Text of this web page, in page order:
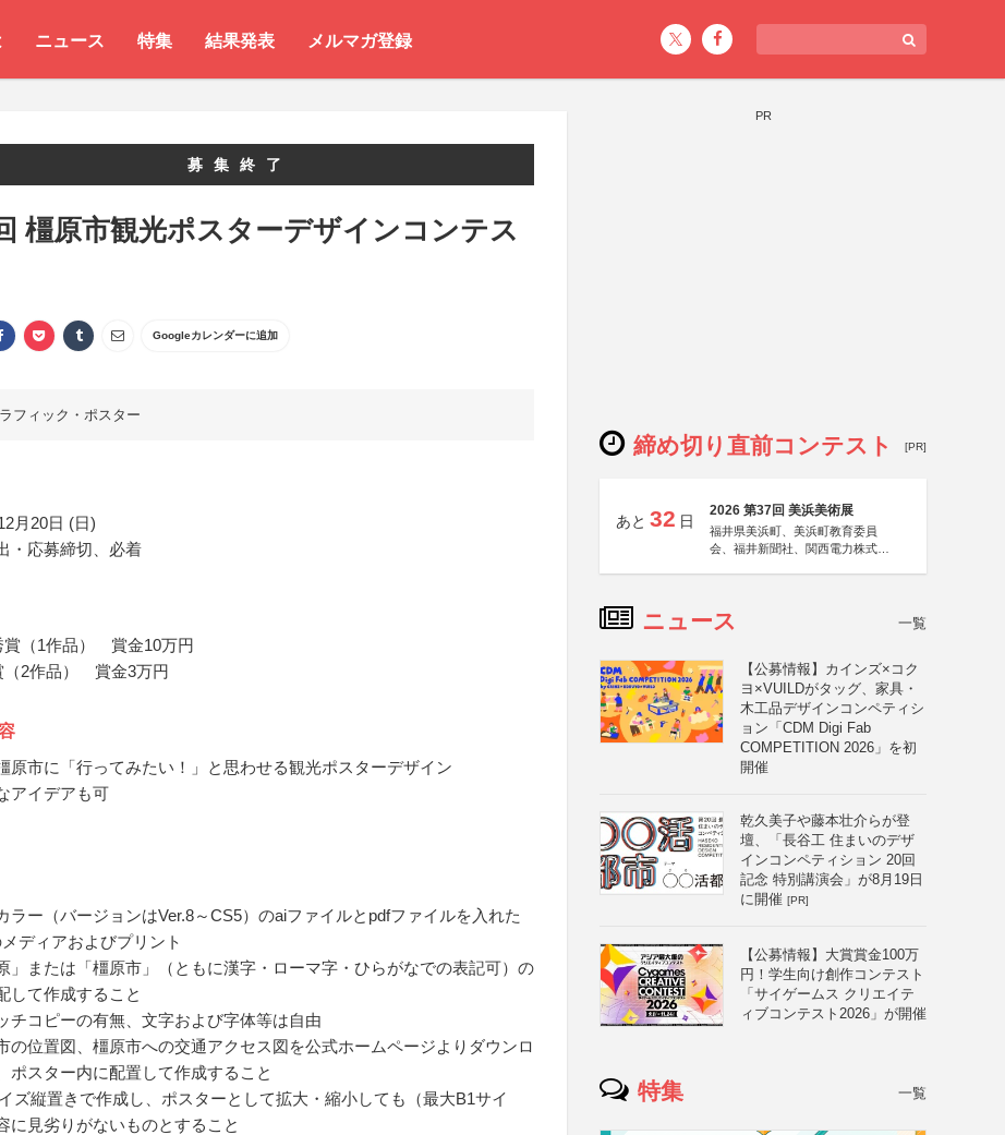
ニュース 特集 結果発表 メルマガ登録
募集終了
橿原市観光ポスターデザインコンテス
Googleカレンダーに追加
フィック・ポスター
月20日 (日)
・応募締切、必着
賞（1作品） 賞金10万円
（2作品） 賞金3万円
原市に「行ってみたい！」と思わせる観光ポスターデザイン
アイデアも可
ラー（バージョンはVer.8～CS5）のaiファイルとpdfファイルを入れた
ディアおよびプリント
」または「橿原市」（ともに漢字・ローマ字・ひらがなでの表記可）の
して作成すること
チコピーの有無、文字および字体等は自由
の位置図、橿原市への交通アクセス図を公式ホームページよりダウンロ
ポスター内に配置して作成すること
ズ縦置きで作成し、ポスターとして拡大・縮小しても（最大B1サイ
に見劣りがないものとすること
PR
締め切り直前コンテスト [PR]
あと 32 日
2026 第37回 美浜美術展
福井県美浜町、美浜町教育委員
会、福井新聞社、関西電力株式会
ニュース 一覧
【公募情報】カインズ×コク
ヨ×VUILDがタッグ、家具・
木工品デザインコンペティシ
ョン「CDM Digi Fab
COMPETITION 2026」を初
開催
乾久美子や藤本壮介らが登
壇、「長谷工 住まいのデザ
インコンペティション 20回
記念 特別講演会」が8月19日
に開催 [PR]
【公募情報】大賞賞金100万
円！学生向け創作コンテスト
「サイゲームス クリエイテ
ィブコンテスト2026」が開催
特集 一覧